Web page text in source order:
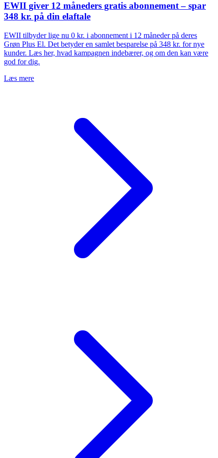
EWII giver 12 måneders gratis abonnement – spar
348 kr. på din elaftale
EWII tilbyder lige nu 0 kr. i abonnement i 12 måneder på deres
Grøn Plus El. Det betyder en samlet besparelse på 348 kr. for nye
kunder. Læs her, hvad kampagnen indebærer, og om den kan være
god for dig.
Læs mere